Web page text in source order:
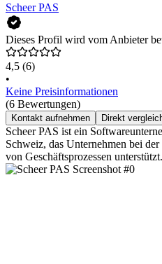
Scheer PAS
Dieses Profil wird vom Anbieter
4,5 (6)
•
Keine Preisinformationen
(6 Bewertungen)
Kontakt aufnehmen Direkt
Scheer PAS ist ein
Schweiz, das Unternehmen bei
von Geschäftsprozessen unterstützt.